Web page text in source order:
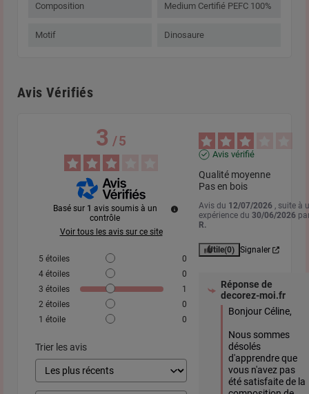
Composition Medium Certifié PEFC 100%
Motif Dinosaure
Avis Vérifiés
3/5
Basé sur 1 avis soumis à un
contrôle
Voir tous les avis sur ce site
5 étoiles
0
4 étoiles
0
3 étoiles
1
2 étoiles
0
1 étoile 0
Trier les avis
Avis vérifié
Qualité moyenne
Pas en bois
Avis du 12/07/2026 , suite à
expérience du 30/06/2026
R.
Utile(0) Signaler
Réponse de
decorez-moi.fr
Bonjour Céline,
Nous sommes
désolés
d'apprendre que
vous n'avez pas
été satisfaite de la